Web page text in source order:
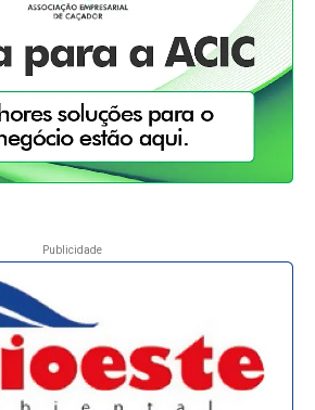
Publicidade